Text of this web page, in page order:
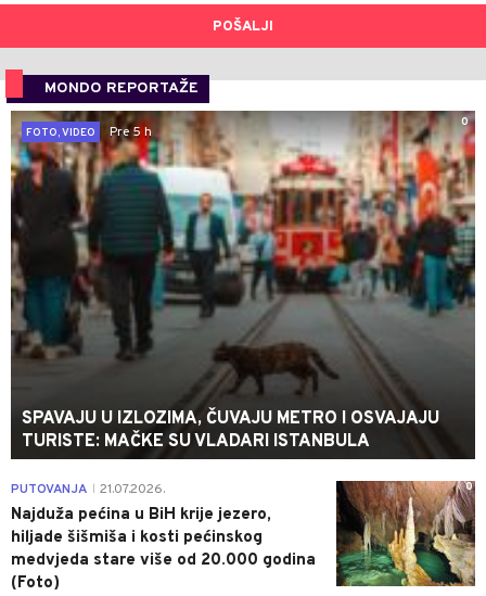
POŠALJI
MONDO REPORTAŽE
0
FOTO, VIDEO
Pre 5 h
SPAVAJU U IZLOZIMA, ČUVAJU METRO I OSVAJAJU
TURISTE: MAČKE SU VLADARI ISTANBULA
0
PUTOVANJA 21.07.2026.
Najduža pećina u BiH krije jezero,
hiljade šišmiša i kosti pećinskog
medvjeda stare više od 20.000 godina
(Foto)